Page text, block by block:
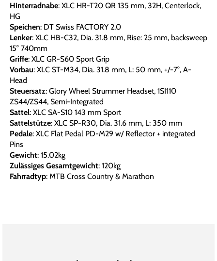
Hinterradnabe: XLC HR-T20 QR 135 mm, 32H, Centerlock,
HG
Speichen: DT Swiss FACTORY 2.0
Lenker: XLC HB-C32, Dia. 31.8 mm, Rise: 25 mm, backsweep
15° 740mm
Griffe: XLC GR-S60 Sport Grip
Vorbau: XLC ST-M34, Dia. 31.8 mm, L: 50 mm, +/-7°, A-
Head
Steuersatz: Glory Wheel Strummer Headset, 1SI110
ZS44/ZS44, Semi-Integrated
Sattel: XLC SA-S10 143 mm Sport
Sattelstütze: XLC SP-R30, Dia. 31.6 mm, L: 350 mm
Pedale: XLC Flat Pedal PD-M29 w/ Reflector + integrated
Pins
Gewicht: 15.02kg
Zulässiges Gesamtgewicht: 120kg
Fahrradtyp: MTB Cross Country & Marathon